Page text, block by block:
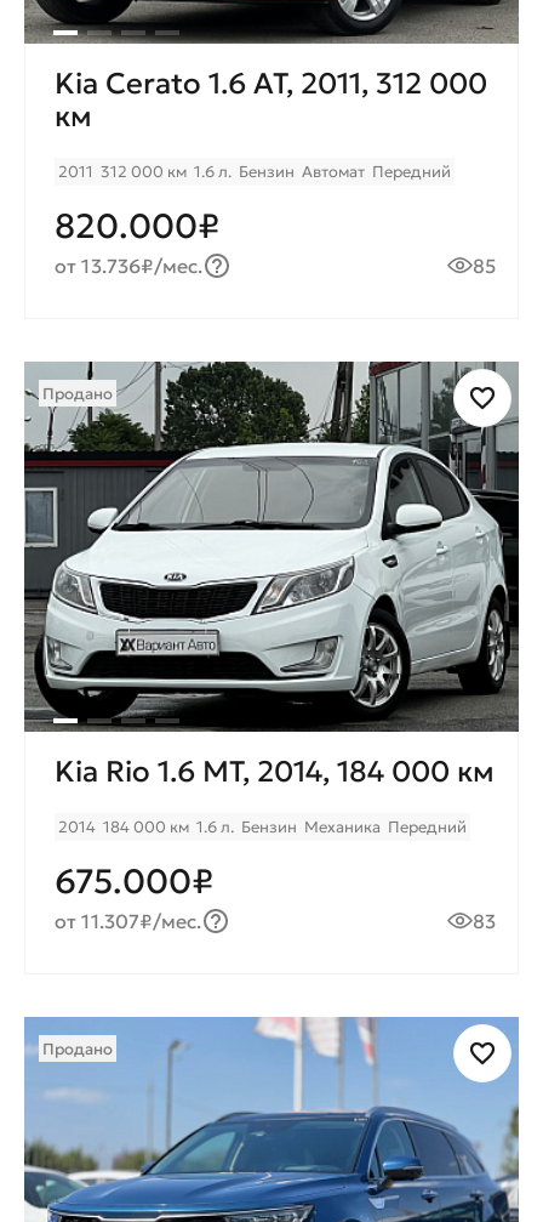
Kia Cerato 1.6 AT, 2011, 312 000
км
2011 312 000 км 1.6 л. Бензин Автомат Передний
820.000₽
от 13.736₽/мес. 85
Продано
Kia Rio 1.6 MТ, 2014, 184 000 км
2014 184 000 км 1.6 л. Бензин Механика Передний
675.000₽
от 11.307₽/мес. 83
Продано